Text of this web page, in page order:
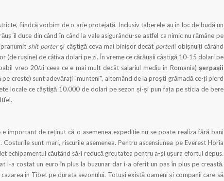
fiindcă vorbim de o arie protejată. Inclusiv taberele au în loc de budă un
îl duce din când în când la vale asigurându-se astfel ca nimic nu rămâne pe
shit porterși câștigă ceva mai binișor decât porterii obișnuiți cărând
(de rușine) de câțiva dolari pe zi. În vreme ce cărăușii câștigă 10-15 dolari pe
vreo 20/zi ceea ce e mai mult decât salariul mediu în Romania)șerpașii
pe creste) sunt adevărați "munteni", alternând de la proști grămadă ce-ți pierd
locale ce câștigă 10.000 de dolari pe sezon și-și pun fața pe sticla de bere
e important de reținut că o asemenea expediție nu se poate realiza fără bani
sunt mari, riscurile asemenea. Pentru ascensiunea pe Everest Horia
echipamentul căutând să-i reducă greutatea pentru a-și ușura efortul depus.
l-a costat un euro în plus la buzunar dar i-a oferit un pas în plus pe creastă.
în Tibet pe durata sezonului. Totuși există oameni și companii care să